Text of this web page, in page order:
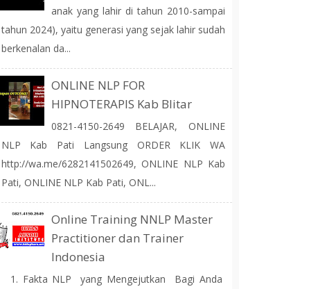
anak yang lahir di tahun 2010-sampai
tahun 2024), yaitu generasi yang sejak lahir sudah
berkenalan da...
ONLINE NLP FOR
HIPNOTERAPIS Kab Blitar
0821-4150-2649 BELAJAR, ONLINE
NLP Kab Pati Langsung ORDER KLIK WA
http://wa.me/6282141502649, ONLINE NLP Kab
Pati, ONLINE NLP Kab Pati, ONL...
Online Training NNLP Master
Practitioner dan Trainer
Indonesia
1. Fakta NLP yang Mengejutkan Bagi Anda